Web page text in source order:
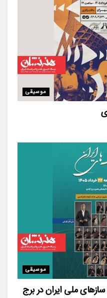
موسیقی
موسیقی
ملی ایران در برج